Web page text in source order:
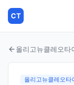
CT
올리고뉴클레오타
올리고뉴클레오타